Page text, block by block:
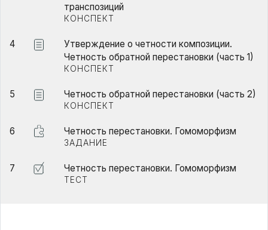
транспозиций
КОНСПЕКТ
4
Утверждение о четности композиции.
Четность обратной перестановки (часть 1)
КОНСПЕКТ
5 Четность обратной перестановки (часть 2)
КОНСПЕКТ
6 Четность перестановки. Гомоморфизм
ЗАДАНИЕ
7 Четность перестановки. Гомоморфизм
ТЕСТ